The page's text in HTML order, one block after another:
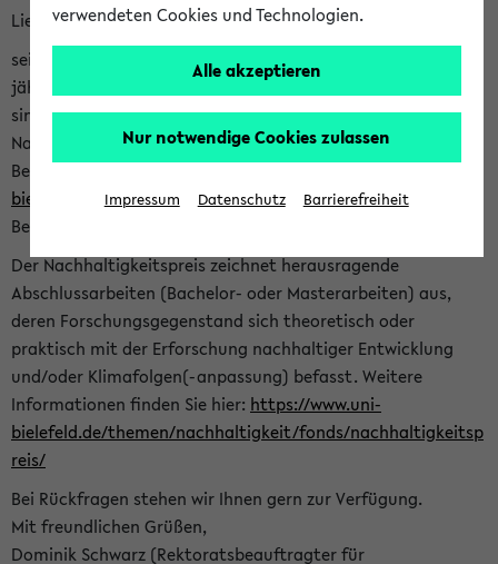
Liebe Studierende,
seit 2023 verleiht das Rektorat der Universität Bielefeld
jährlich den Nachhaltigkeitspreis für Abschlussarbeiten. Sie
sind herzlich eingeladen sich mit Ihrer Abschlussarbeit beim
Nachhaltigkeitsbüro zu bewerben. Bitte nutzen Sie für Ihre
Bewerbung dieses Formular<https://formulare.uni-
bielefeld.de/frontend-server/form/provide/913/>. Die
Bewerbungsfrist endet am 30.09.2026.
Der Nachhaltigkeitspreis zeichnet herausragende
Abschlussarbeiten (Bachelor- oder Masterarbeiten) aus,
deren Forschungsgegenstand sich theoretisch oder
praktisch mit der Erforschung nachhaltiger Entwicklung
und/oder Klimafolgen(-anpassung) befasst. Weitere
Informationen finden Sie hier: https://www.uni-
bielefeld.de/themen/nachhaltigkeit/fonds/nachhaltigkeitsp
reis/
Bei Rückfragen stehen wir Ihnen gern zur Verfügung.
Mit freundlichen Grüßen,
Dominik Schwarz (Rektoratsbeauftragter für
verwendeten Cookies und Technologien.
Alle akzeptieren
Nur notwendige Cookies zulassen
Impressum Datenschutz Barrierefreiheit